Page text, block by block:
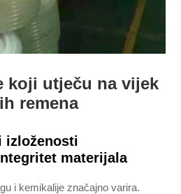
koji utječu na vijek
remena
izloženosti
materijala
i kemikalije značajno varira.